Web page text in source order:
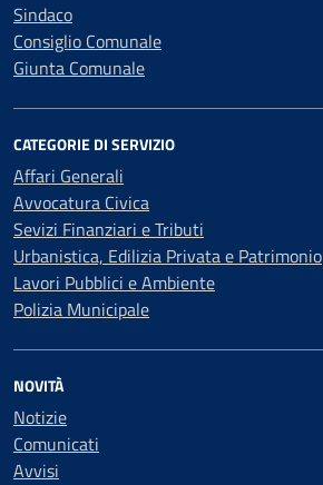
Sindaco
Consiglio Comunale
Giunta Comunale
CATEGORIE DI SERVIZIO
Affari Generali
Avvocatura Civica
Sevizi Finanziari e Tributi
Urbanistica, Edilizia Privata e Patrimonio
Lavori Pubblici e Ambiente
Polizia Municipale
NOVITÀ
Notizie
Comunicati
Avvisi